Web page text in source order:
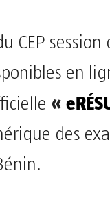
CEP session
en
«
des